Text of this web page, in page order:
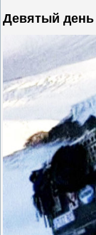
Девятый день